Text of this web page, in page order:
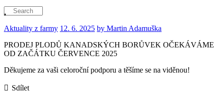
Aktuality z farmy 12. 6. 2025 by Martin Adamuška
PRODEJ PLODŮ KANADSKÝCH BORŮVEK OČEKÁVÁME
OD ZAČÁTKU ČERVENCE 2025
Děkujeme za vaši celoroční podporu a těšíme se na viděnou!
Sdílet